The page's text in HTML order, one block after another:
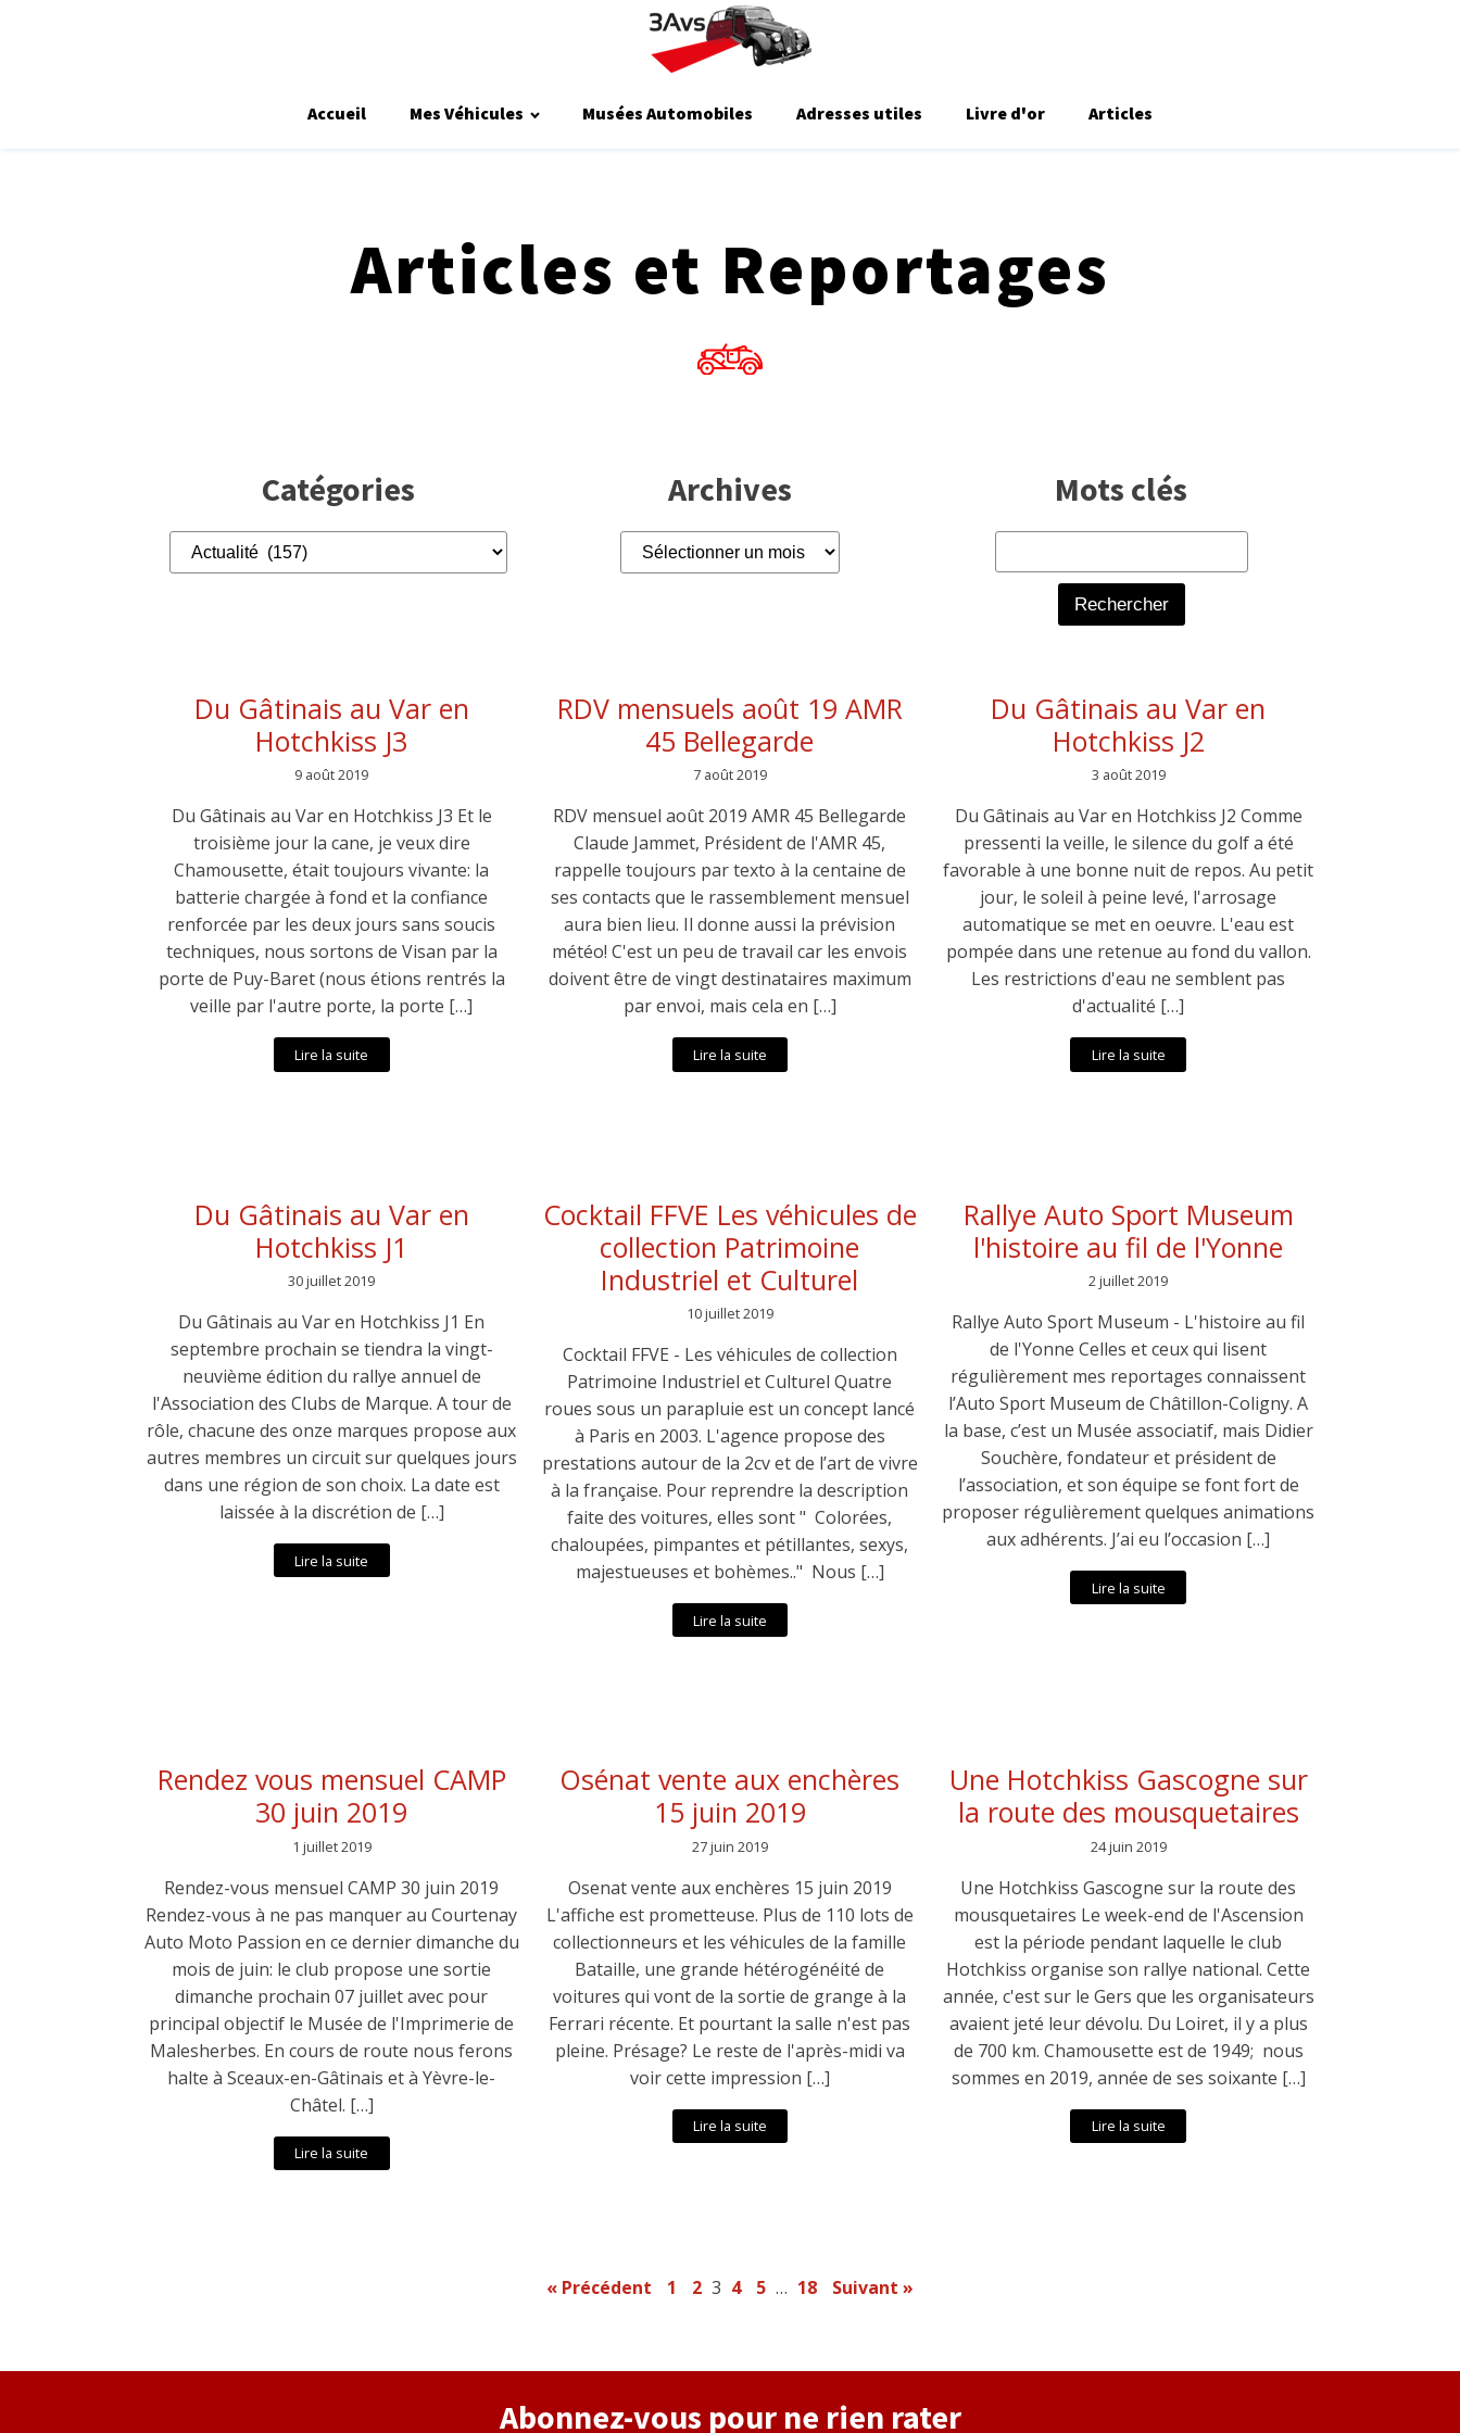
Accueil Mes Véhicules Musées Automobiles Adresses utiles Livre d'or Articles
Articles et Reportages
Catégories
Catégories
Archives
Archives
Mots clés
Rechercher :
Du Gâtinais au Var en
Hotchkiss J3
9 août 2019
Du Gâtinais au Var en Hotchkiss J3 Et le
troisième jour la cane, je veux dire
Chamousette, était toujours vivante: la
batterie chargée à fond et la confiance
renforcée par les deux jours sans soucis
techniques, nous sortons de Visan par la
porte de Puy-Baret (nous étions rentrés la
veille par l'autre porte, la porte […]
Lire la suite
RDV mensuels août 19 AMR
45 Bellegarde
7 août 2019
RDV mensuel août 2019 AMR 45 Bellegarde
Claude Jammet, Président de l'AMR 45,
rappelle toujours par texto à la centaine de
ses contacts que le rassemblement mensuel
aura bien lieu. Il donne aussi la prévision
météo! C'est un peu de travail car les envois
doivent être de vingt destinataires maximum
par envoi, mais cela en […]
Lire la suite
Du Gâtinais au Var en
Hotchkiss J2
3 août 2019
Du Gâtinais au Var en Hotchkiss J2 Comme
pressenti la veille, le silence du golf a été
favorable à une bonne nuit de repos. Au petit
jour, le soleil à peine levé, l'arrosage
automatique se met en oeuvre. L'eau est
pompée dans une retenue au fond du vallon.
Les restrictions d'eau ne semblent pas
d'actualité […]
Lire la suite
Du Gâtinais au Var en
Hotchkiss J1
30 juillet 2019
Du Gâtinais au Var en Hotchkiss J1 En
septembre prochain se tiendra la vingt-
neuvième édition du rallye annuel de
l'Association des Clubs de Marque. A tour de
rôle, chacune des onze marques propose aux
autres membres un circuit sur quelques jours
dans une région de son choix. La date est
laissée à la discrétion de […]
Lire la suite
Cocktail FFVE Les véhicules de
collection Patrimoine
Industriel et Culturel
10 juillet 2019
Cocktail FFVE - Les véhicules de collection
Patrimoine Industriel et Culturel Quatre
roues sous un parapluie est un concept lancé
à Paris en 2003. L'agence propose des
prestations autour de la 2cv et de l’art de vivre
à la française. Pour reprendre la description
faite des voitures, elles sont " Colorées,
chaloupées, pimpantes et pétillantes, sexys,
majestueuses et bohèmes.." Nous […]
Lire la suite
Rallye Auto Sport Museum
l'histoire au fil de l'Yonne
2 juillet 2019
Rallye Auto Sport Museum - L'histoire au fil
de l'Yonne Celles et ceux qui lisent
régulièrement mes reportages connaissent
l’Auto Sport Museum de Châtillon-Coligny. A
la base, c’est un Musée associatif, mais Didier
Souchère, fondateur et président de
l’association, et son équipe se font fort de
proposer régulièrement quelques animations
aux adhérents. J’ai eu l’occasion […]
Lire la suite
Rendez vous mensuel CAMP
30 juin 2019
1 juillet 2019
Rendez-vous mensuel CAMP 30 juin 2019
Rendez-vous à ne pas manquer au Courtenay
Auto Moto Passion en ce dernier dimanche du
mois de juin: le club propose une sortie
dimanche prochain 07 juillet avec pour
principal objectif le Musée de l'Imprimerie de
Malesherbes. En cours de route nous ferons
halte à Sceaux-en-Gâtinais et à Yèvre-le-
Châtel. […]
Lire la suite
Osénat vente aux enchères
15 juin 2019
27 juin 2019
Osenat vente aux enchères 15 juin 2019
L'affiche est prometteuse. Plus de 110 lots de
collectionneurs et les véhicules de la famille
Bataille, une grande hétérogénéité de
voitures qui vont de la sortie de grange à la
Ferrari récente. Et pourtant la salle n'est pas
pleine. Présage? Le reste de l'après-midi va
voir cette impression […]
Lire la suite
Une Hotchkiss Gascogne sur
la route des mousquetaires
24 juin 2019
Une Hotchkiss Gascogne sur la route des
mousquetaires Le week-end de l'Ascension
est la période pendant laquelle le club
Hotchkiss organise son rallye national. Cette
année, c'est sur le Gers que les organisateurs
avaient jeté leur dévolu. Du Loiret, il y a plus
de 700 km. Chamousette est de 1949; nous
sommes en 2019, année de ses soixante […]
Lire la suite
« Précédent 1 2 3 4 5 … 18 Suivant »
Abonnez-vous pour ne rien rater